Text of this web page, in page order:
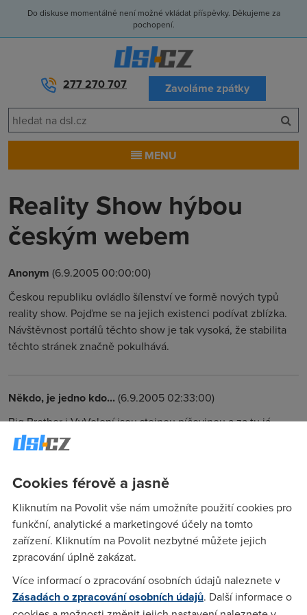
Do diskuse momentálně není možné vkládat příspěvky. Děkujeme za
pochopení.
277 270 707 Zavoláme zpátky
MENU
Reality Show hýbou
českým webem
Anonym (6.9.2005 00:00:00)
Českou republiku ovládlo šílenství ve formě nových typů
reality show. Pojďme se na jejich existenci podívat zblízka.
Návštěvnost portálů těchto show je tak vysoká, že stabilita
těchto stránek značně pokulhává.
Někdo, je jedno kdo... (6.9.2005 02:33:00)
Big Brother i VyVolení jsou stejnou píčovinou a za tu já
utrácet svoje peníze nebudu!!!
Anonym(6.9.2005 15:51:19)
a co jako?
Anonym (6.9.2005 16:31:46)
To mě nazajíma raději bych uvítal článek týkající se více
ADSL.
Cookies férově a jasně
Kliknutím na Povolit vše nám umožníte použití cookies pro
funkční, analytické a marketingové účely na tomto
zařízení. Kliknutím na Povolit nezbytné můžete jejich
zpracování úplně zakázat.
Více informací o zpracování osobních údajů naleznete v
Zásadách o zpracování osobních údajů. Další informace o